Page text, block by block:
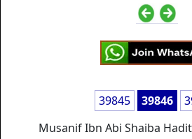
39845 39846
Musanif Ibn Abi Shaiba